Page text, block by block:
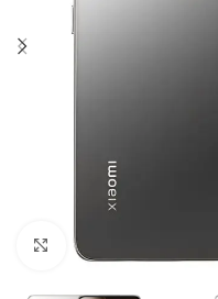
Click to enlarge